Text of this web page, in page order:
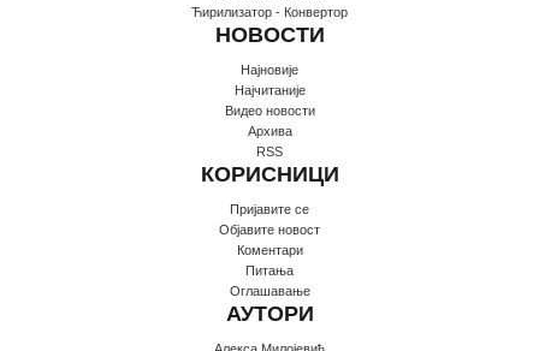
Ћирилизатор - Конвертор
НОВОСТИ
Најновије
Најчитаније
Видео новости
Архива
RSS
КОРИСНИЦИ
Пријавите се
Oбјавите новост
Коментари
Питања
Оглашавање
АУТОРИ